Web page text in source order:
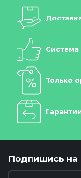
Система
Только
Подпишись на